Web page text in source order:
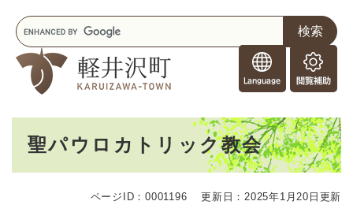
o
r
e
i
n
閲
覧
助
キ
ー
ワ
聖パウロカトリック教会
ページID：0001196 更新日：2025年1月20日更新